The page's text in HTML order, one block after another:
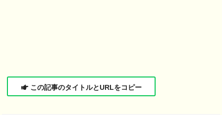
この記事のタイトルとURLをコピー